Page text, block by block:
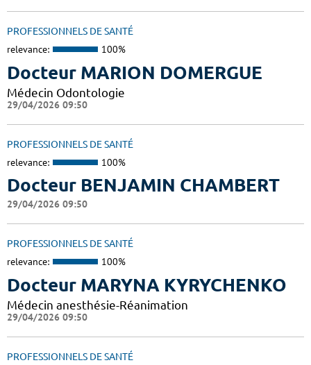
PROFESSIONNELS DE SANTÉ
relevance: 100%
Docteur MARION DOMERGUE
Médecin Odontologie
29/04/2026 09:50
PROFESSIONNELS DE SANTÉ
relevance: 100%
Docteur BENJAMIN CHAMBERT
29/04/2026 09:50
PROFESSIONNELS DE SANTÉ
relevance: 100%
Docteur MARYNA KYRYCHENKO
Médecin anesthésie-Réanimation
29/04/2026 09:50
PROFESSIONNELS DE SANTÉ